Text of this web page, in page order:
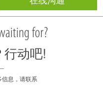
for?
动吧!
息，请联系